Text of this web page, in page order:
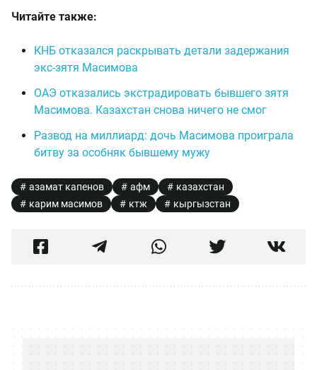
Читайте также:
КНБ отказался раскрывать детали задержания
экс-зятя Масимова
ОАЭ отказались экстрадировать бывшего зятя
Масимова. Казахстан снова ничего не смог
Развод на миллиард: дочь Масимова проиграла
битву за особняк бывшему мужу
азамат капенов афм
казахстан
карим масимов
ктж кыргызстан